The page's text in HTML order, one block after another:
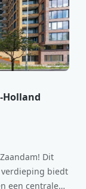
Dit
biedt
een centrale